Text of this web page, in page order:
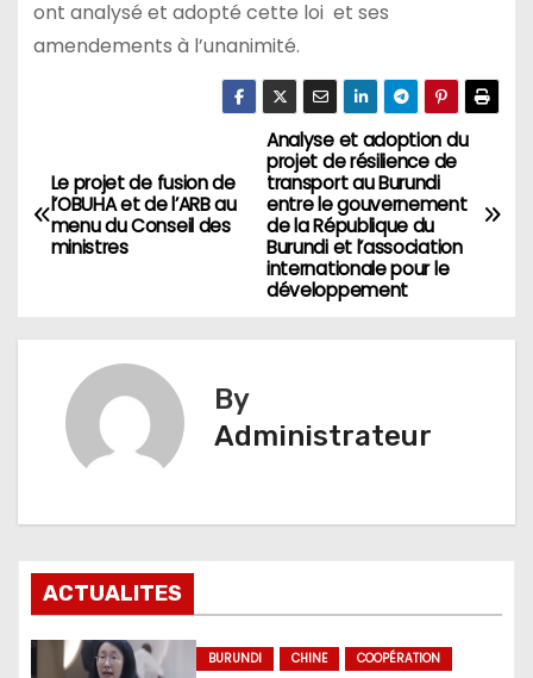
ont analysé et adopté cette loi et ses
amendements à l’unanimité.
de
l’article
Analyse et adoption du
projet de résilience de
transport au Burundi
entre le gouvernement
de la République du
Burundi et l’association
internationale pour le
développement
Le projet de fusion de
l’OBUHA et de l’ARB au
menu du Conseil des
ministres
By
Administrateur
ACTUALITES
BURUNDI CHINE COOPÉRATION